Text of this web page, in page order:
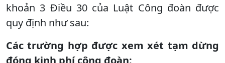
khoản 3 Điều 30 của Luật Công đoàn được
quy định như sau:
Các trường hợp được xem xét tạm dừng
đóng kinh phí công đoàn: